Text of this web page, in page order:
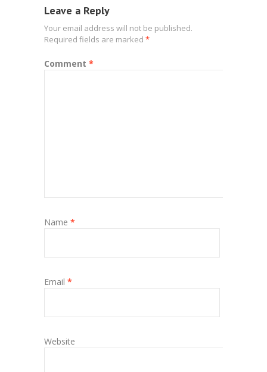
Leave a Reply
Your email address will not be published.
Required fields are marked *
Comment *
Name *
Email *
Website